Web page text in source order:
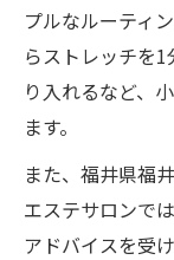
プルなルーティ
らストレッチを
り入れるなど、
ます。
また、福井県福
エステサロンで
アドバイスを受